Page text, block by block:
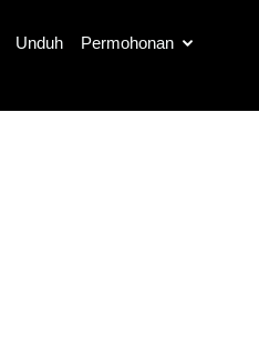
Unduh Permohonan